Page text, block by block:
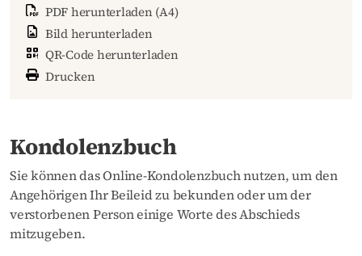
PDF herunterladen (A4)
Bild herunterladen
QR-Code herunterladen
Drucken
Kondolenzbuch
Sie können das Online-Kondolenzbuch nutzen, um den
Angehörigen Ihr Beileid zu bekunden oder um der
verstorbenen Person einige Worte des Abschieds
mitzugeben.